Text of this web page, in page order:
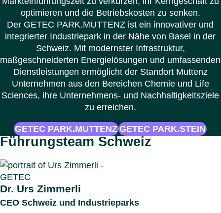
optimieren und die Betriebskosten zu senken.
Der GETEC PARK.MUTTENZ ist ein innovativer und
integrierter Industriepark in der Nähe von Basel in der
Schweiz. Mit modernster Infrastruktur,
maßgeschneiderten Energielösungen und umfassenden
Dienstleistungen ermöglicht der Standort Muttenz
Unternehmen aus den Bereichen Chemie und Life
Sciences, ihre Unternehmens- und Nachhaltigkeitsziele
zu erreichen.
GETEC PARK.MUTTENZ GETEC PARK.STEIN
Führungsteam Schweiz
Dr. Urs Zimmerli
CEO Schweiz und Industrieparks